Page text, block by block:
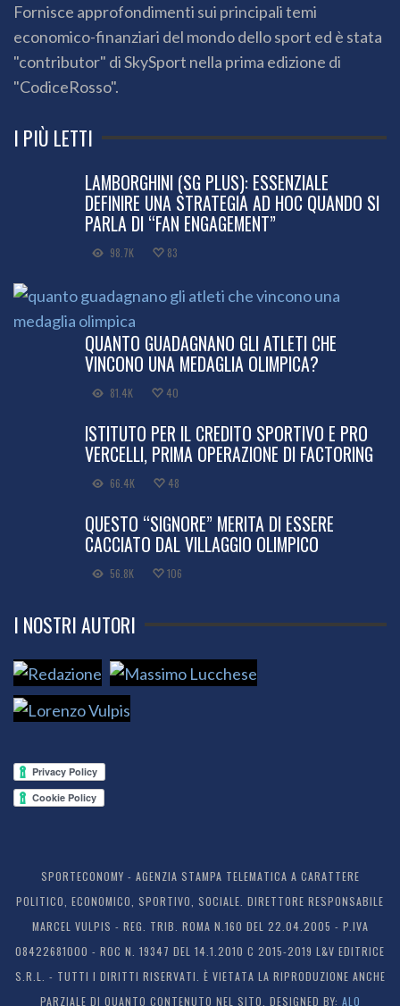
Fornisce approfondimenti sui principali temi
economico-finanziari del mondo dello sport ed è stata
"contributor" di SkySport nella prima edizione di
"CodiceRosso".
I PIÙ LETTI
LAMBORGHINI (SG PLUS): ESSENZIALE
DEFINIRE UNA STRATEGIA AD HOC QUANDO SI
PARLA DI “FAN ENGAGEMENT”
98.7K 83
QUANTO GUADAGNANO GLI ATLETI CHE
VINCONO UNA MEDAGLIA OLIMPICA?
81.4K 40
ISTITUTO PER IL CREDITO SPORTIVO E PRO
VERCELLI, PRIMA OPERAZIONE DI FACTORING
66.4K 48
QUESTO “SIGNORE” MERITA DI ESSERE
CACCIATO DAL VILLAGGIO OLIMPICO
56.8K 106
I NOSTRI AUTORI
SPORTECONOMY - AGENZIA STAMPA TELEMATICA A CARATTERE
POLITICO, ECONOMICO, SPORTIVO, SOCIALE. DIRETTORE RESPONSABILE
MARCEL VULPIS - REG. TRIB. ROMA N.160 DEL 22.04.2005 - P.IVA
08422681000 - ROC N. 19347 DEL 14.1.2010 C 2015-2019 L&V EDITRICE
S.R.L. - TUTTI I DIRITTI RISERVATI. È VIETATA LA RIPRODUZIONE ANCHE
PARZIALE DI QUANTO CONTENUTO NEL SITO. DESIGNED BY: ALO